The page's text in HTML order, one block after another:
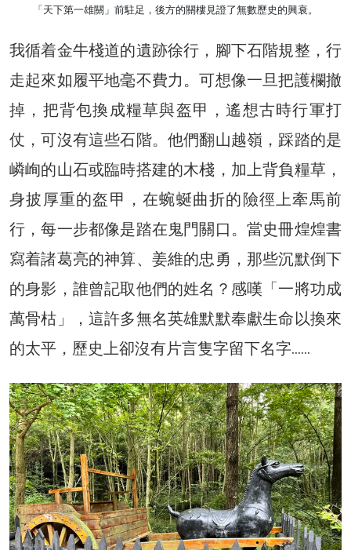
「天下第一雄關」前駐足，後方的關樓見證了無數歷史的興衰。
我循着金牛棧道的遺跡徐行，腳下石階規整，行
走起來如履平地毫不費力。可想像一旦把護欄撤
掉，把背包換成糧草與盔甲，遙想古時行軍打
仗，可沒有這些石階。他們翻山越嶺，踩踏的是
嶙峋的山石或臨時搭建的木棧，加上背負糧草，
身披厚重的盔甲，在蜿蜒曲折的險徑上牽馬前
行，每一步都像是踏在鬼門關口。當史冊煌煌書
寫着諸葛亮的神算、姜維的忠勇，那些沉默倒下
的身影，誰曾記取他們的姓名？感嘆「一將功成
萬骨枯」，這許多無名英雄默默奉獻生命以換來
的太平，歷史上卻沒有片言隻字留下名字……